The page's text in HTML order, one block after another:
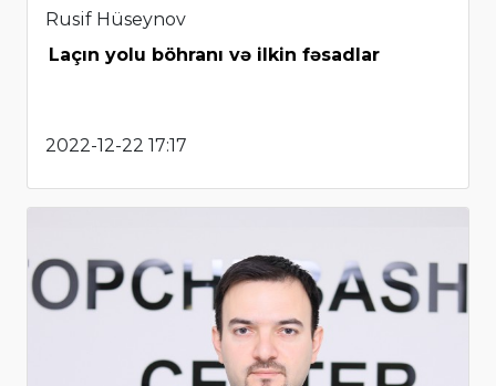
Rusif Hüseynov
Laçın yolu böhranı və ilkin fəsadlar
2022-12-22 17:17